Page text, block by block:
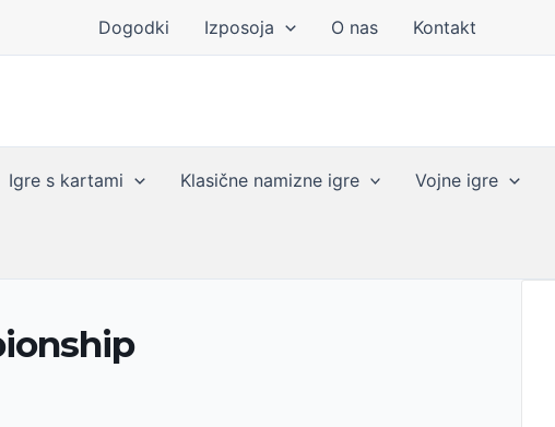
Dogodki Izposoja O nas Kontakt
Igre s kartami Klasične namizne igre Vojne igre